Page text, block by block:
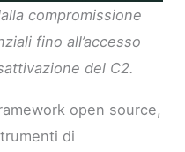
compromissione
fino all’accesso
del C2.
open source,
di